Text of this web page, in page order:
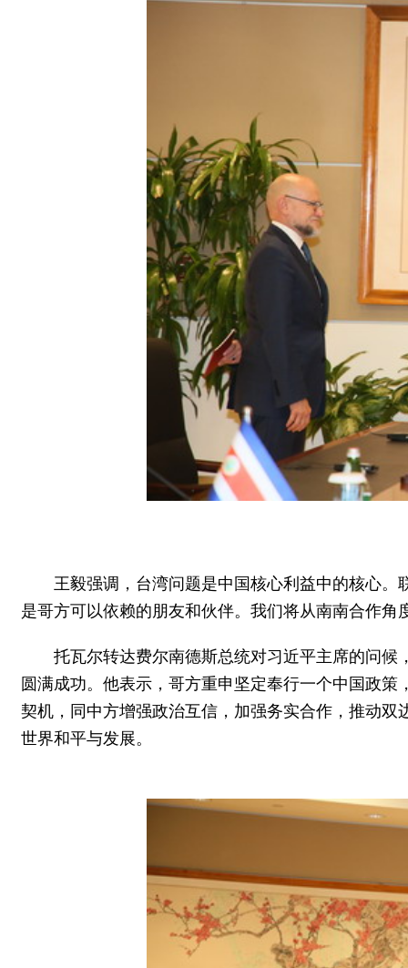
王毅强调，台湾问题是中国核心利益中的核心
是哥方可以依赖的朋友和伙伴。我们将从南南合作
托瓦尔转达费尔南德斯总统对习近平主席的问
圆满成功。他表示，哥方重申坚定奉行一个中国政
契机，同中方增强政治互信，加强务实合作，推动
世界和平与发展。